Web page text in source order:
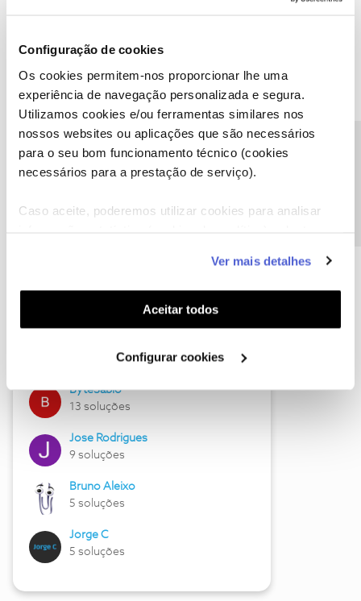
Configuração de cookies
Os cookies permitem-nos proporcionar lhe uma
experiência de navegação personalizada e segura.
Utilizamos cookies e/ou ferramentas similares nos
nossos websites ou aplicações que são necessários
para o seu bom funcionamento técnico (cookies
necessários para a prestação de serviço).
Caso aceite, poderemos utilizar cookies para analisar
funcionalidades (cookies de personalização e
funcionalidade) e adaptar anúncios aos seus interesses
(cookies de publicidade personalizada). Pode gerir a
utilização dos cookies clicando em "Configurar
Ver mais detalhes
Aceitar todos
Configurar cookies
Descubra as novidades de julho
Hall of Fame de julho
17 soluções
ByteSábio
13 soluções
Jose Rodrigues
9 soluções
Bruno Aleixo
5 soluções
Jorge C
5 soluções